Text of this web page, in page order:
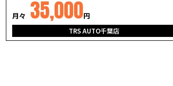
月々 35,000円
TRS AUTO千葉店